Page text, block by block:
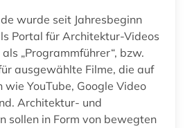
wurde seit Jahresbeginn
Portal für Architektur-Videos
„Programmführer“, bzw.
ausgewählte Filme, die auf
YouTube, Google Video
Architektur- und
sollen in Form von bewegten